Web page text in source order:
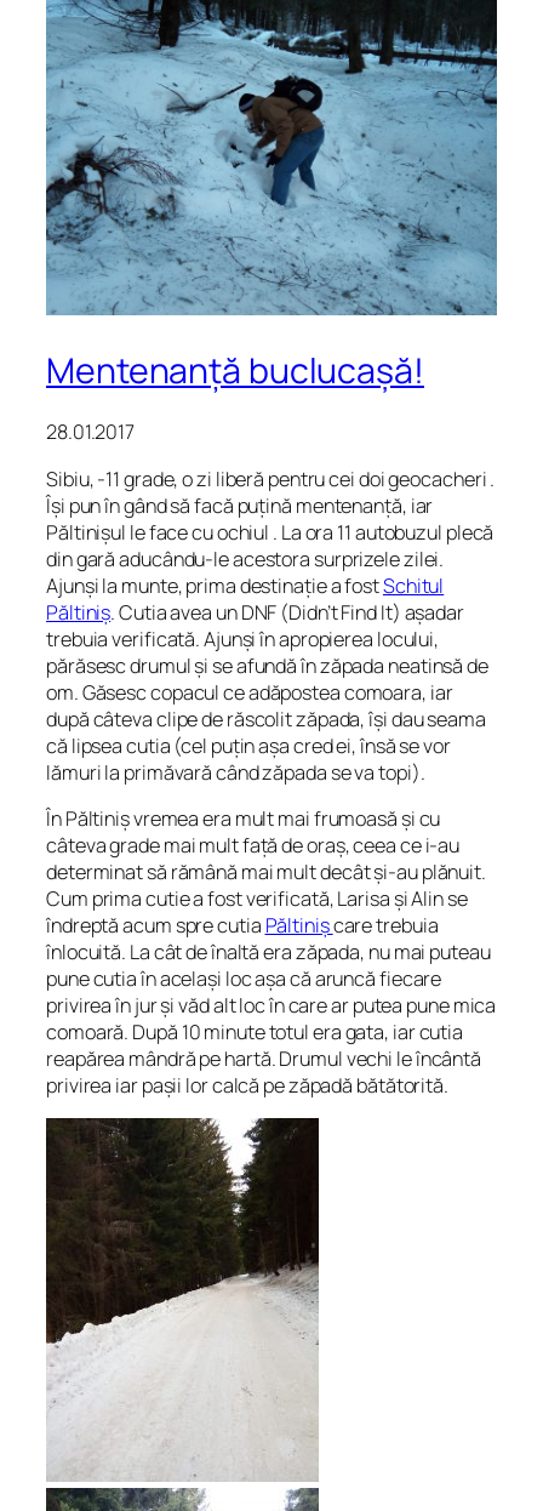
Mentenanță buclucașă!
28.01.2017
Sibiu, -11 grade, o zi liberă pentru cei doi geocacheri .
Își pun în gând să facă puțină mentenanță, iar
Păltinișul le face cu ochiul . La ora 11 autobuzul plecă
din gară aducându-le acestora surprizele zilei.
Ajunși la munte, prima destinație a fostSchitul
Păltiniș. Cutia avea un DNF (Didn’t Find It) așadar
trebuia verificată. Ajunși în apropierea locului,
părăsesc drumul și se afundă în zăpada neatinsă de
om. Găsesc copacul ce adăpostea comoara, iar
după câteva clipe de răscolit zăpada, își dau seama
că lipsea cutia (cel puțin așa cred ei, însă se vor
lămuri la primăvară când zăpada se va topi).
În Păltiniș vremea era mult mai frumoasă și cu
câteva grade mai mult față de oraș, ceea ce i-au
determinat să rămână mai mult decât și-au plănuit.
Cum prima cutie a fost verificată, Larisa și Alin se
îndreptă acum spre cutia Păltinișcare trebuia
înlocuită. La cât de înaltă era zăpada, nu mai puteau
pune cutia în același loc așa că aruncă fiecare
privirea în jur și văd alt loc în care ar putea pune mica
comoară. După 10 minute totul era gata, iar cutia
reapărea mândră pe hartă. Drumul vechi le încântă
privirea iar pașii lor calcă pe zăpadă bătătorită.